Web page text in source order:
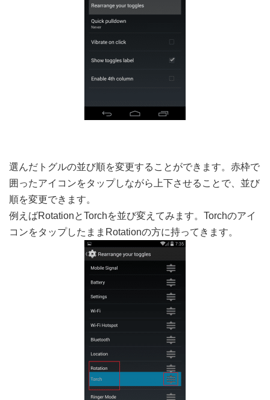
選んだトグルの並び順を変更することができます。赤枠で
囲ったアイコンをタップしながら上下させることで、並び
順を変更できます。
例えばRotationとTorchを並び変えてみます。Torchのアイ
コンをタップしたままRotationの方に持ってきます。